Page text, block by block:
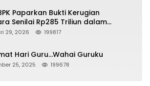
Paparkan Bukti Kerugian
Senilai Rp285 Triliun dalam
Korupsi PT Pertamina
29, 2026 199817
Hari Guru…Wahai Guruku
25, 2025 199678